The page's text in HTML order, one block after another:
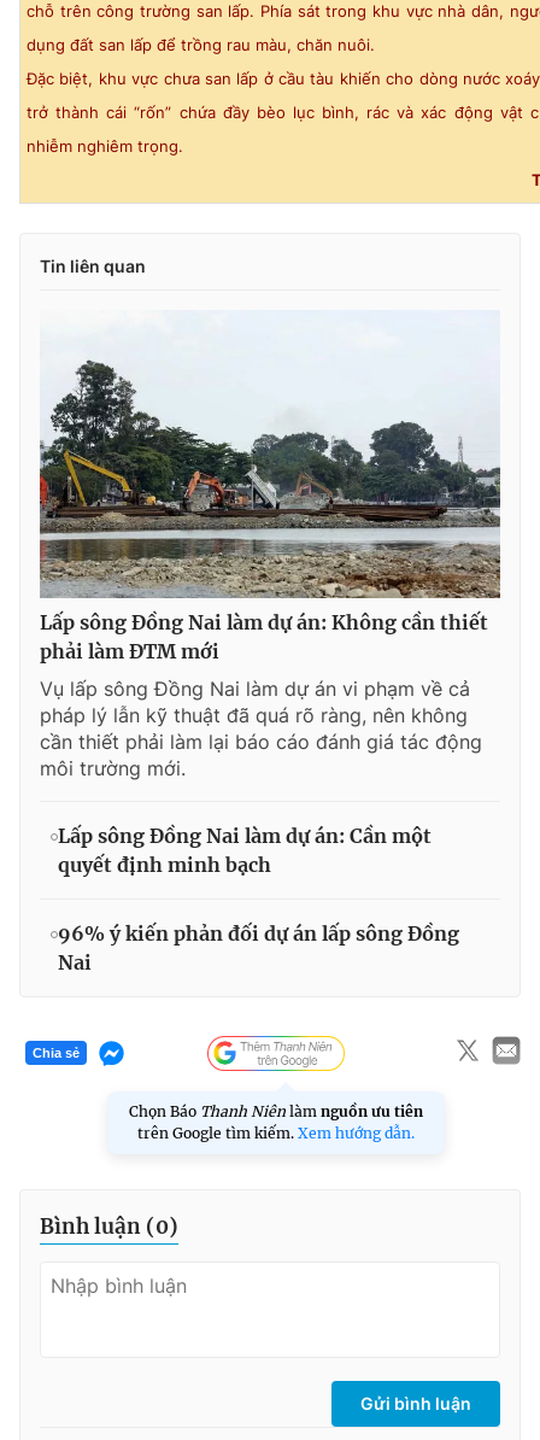
chỗ trên công trường san lấp. Phía sát trong khu vực nhà dân,
dụng đất san lấp để trồng rau màu, chăn nuôi.
Đặc biệt, khu vực chưa san lấp ở cầu tàu khiến cho dòng nước
trở thành cái “rốn” chứa đầy bèo lục bình, rác và xác động vật
nhiễm nghiêm trọng.
Tin liên quan
Lấp sông Đồng Nai làm dự án: Không cần thiết
phải làm ĐTM mới
Vụ lấp sông Đồng Nai làm dự án vi phạm về cả
pháp lý lẫn kỹ thuật đã quá rõ ràng, nên không
cần thiết phải làm lại báo cáo đánh giá tác động
môi trường mới.
Lấp sông Đồng Nai làm dự án: Cần một
quyết định minh bạch
96% ý kiến phản đối dự án lấp sông Đồng
Nai
Chia sẻ
Chọn Báo Thanh Niên làm nguồn ưu tiên
trên Google tìm kiếm. Xem hướng dẫn.
Bình luận (0)
Gửi bình luận